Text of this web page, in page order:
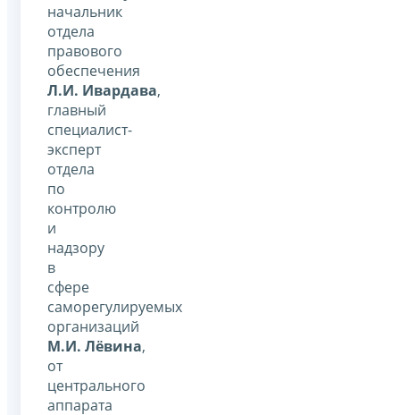
начальник
отдела
правового
обеспечения
Л.И. Ивардава,
главный
специалист-
эксперт
отдела
по
контролю
и
надзору
в
сфере
саморегулируемых
организаций
М.И. Лёвина,
от
центрального
аппарата